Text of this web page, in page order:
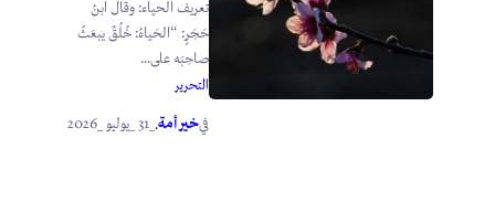
تعريف الحياء: وقال ابنُ
حَجَرٍ: “الحَياءُ: خُلُقٌ يبعَثُ
صاحِبَه على...
التحرير
فيخير أمة.